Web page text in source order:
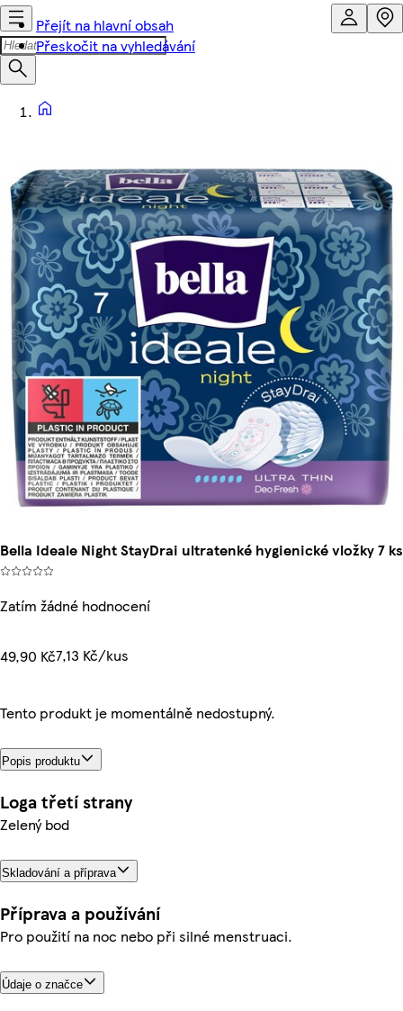
Přejít na hlavní obsah
Přeskočit na vyhledávání
Bella Ideale Night StayDrai ultratenké hygienické vložky 7 ks
Zatím žádné hodnocení
49,90 Kč7,13 Kč/kus
Tento produkt je momentálně nedostupný.
Popis produktu
Loga třetí strany
Zelený bod
Skladování a příprava
Příprava a používání
Pro použití na noc nebo při silné menstruaci.
Údaje o značce